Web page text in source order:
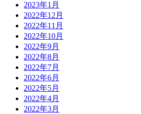
2023年1月
2022年12月
2022年11月
2022年10月
2022年9月
2022年8月
2022年7月
2022年6月
2022年5月
2022年4月
2022年3月